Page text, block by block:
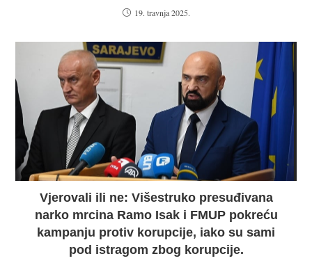
19. travnja 2025.
Vjerovali ili ne: Višestruko presuđivana
narko mrcina Ramo Isak i FMUP pokreću
kampanju protiv korupcije, iako su sami
pod istragom zbog korupcije.